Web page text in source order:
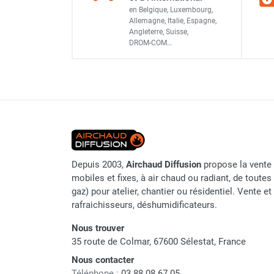
Parasol chauffant et radiant
infrarouge sur mât
Parasol chauffant à gaz
Chauffage radiant électrique
Chauffage Infrarouge électrique fixe
Panneau rayonnant
Lustre infrarouge électrique
suspendu
Réglette et cassette rayonnante
lumineux au gaz
Chauffage radiant tube suspendu
au gaz
Vitesse max.
Canon à air chaud au fioul
en Belgique, Luxembourg,
Allemagne, Italie, Espagne,
Angleterre, Suisse,
DROM-COM…
Depuis 2003, Airchaud Diffusion propose la
mobiles et fixes, à air chaud ou radiant, de
gaz) pour atelier, chantier ou résidentiel. Vente
rafraichisseurs, déshumidificateurs.
Nous trouver
35 route de Colmar, 67600 Sélestat, France
Nous contacter